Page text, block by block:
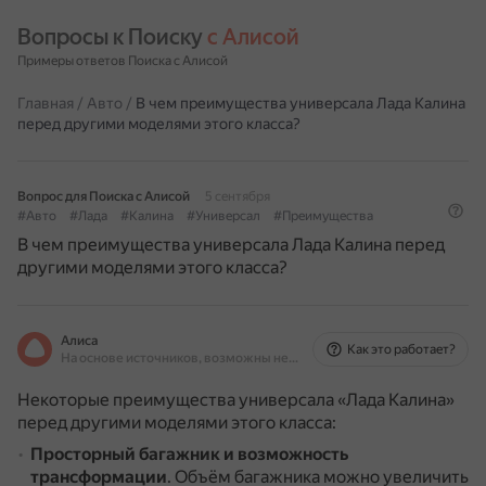
Вопросы к Поиску с Алисой
Примеры ответов Поиска с Алисой
Главная / Авто / В чем преимущества универсала Лада Калина
перед другими моделями этого класса?
Вопрос для Поиска с Алисой
5 сентября
#Авто
#Лада #Калина #Универсал #Преимущества
В чем преимущества универсала Лада Калина перед
другими моделями этого класса?
Алиса
На основе источников, возможны неточности
Как это работает?
Некоторые преимущества универсала «Лада Калина»
перед другими моделями этого класса:
Просторный багажник и возможность
трансформации. Объём багажника можно увеличить